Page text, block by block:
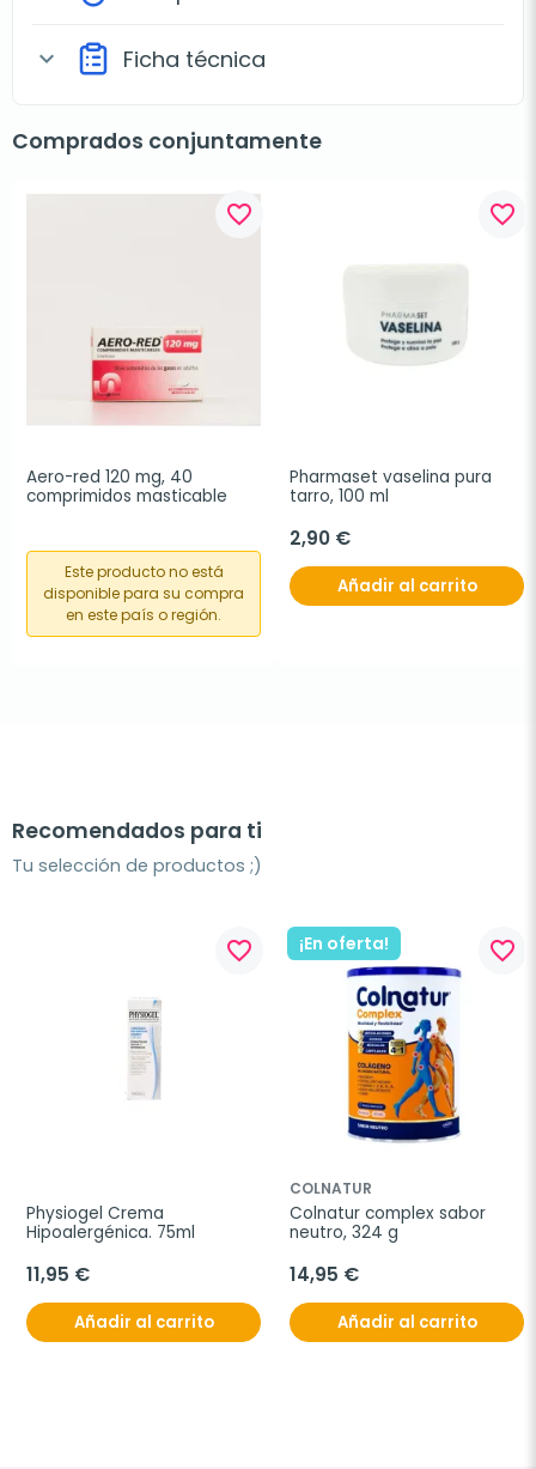
expand_more Ficha técnica
Comprados conjuntamente
favorite_border
Aero-red 120 mg, 40
comprimidos masticable
Este producto no está
disponible para su compra
en este país o región.
favorite_border
Pharmaset vaselina pura
tarro, 100 ml
2,90 €
Añadir al carrito
Recomendados para ti
Tu selección de productos ;)
favorite_border
Physiogel Crema
Hipoalergénica. 75ml
11,95 €
Añadir al carrito
¡En oferta! favorite_border
COLNATUR
Colnatur complex sabor
neutro, 324 g
14,95 €
Añadir al carrito